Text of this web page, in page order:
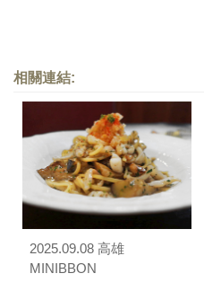
相關連結:
2025.09.08 高雄
MINIBBON